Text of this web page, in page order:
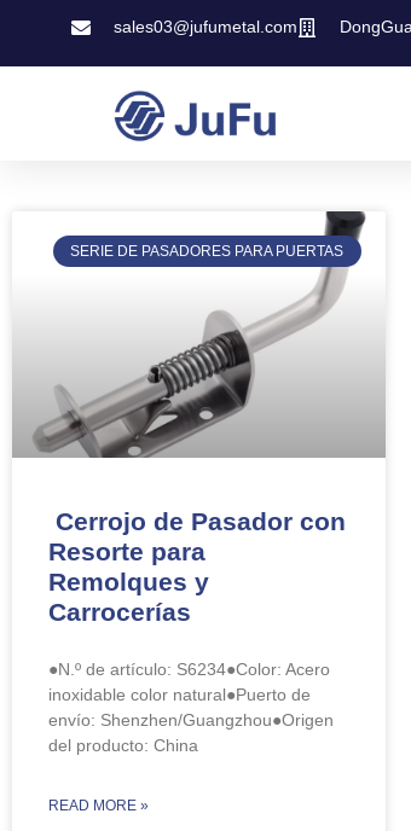
sales03@jufumetal.com
SERIE DE PASADORES PARA PUERTAS
Cerrojo de Pasador con
Resorte para
Remolques y
Carrocerías
●N.º de artículo: S6234●Color: Acero
inoxidable color natural●Puerto de
envío: Shenzhen/Guangzhou●Origen
del producto: China
READ MORE »